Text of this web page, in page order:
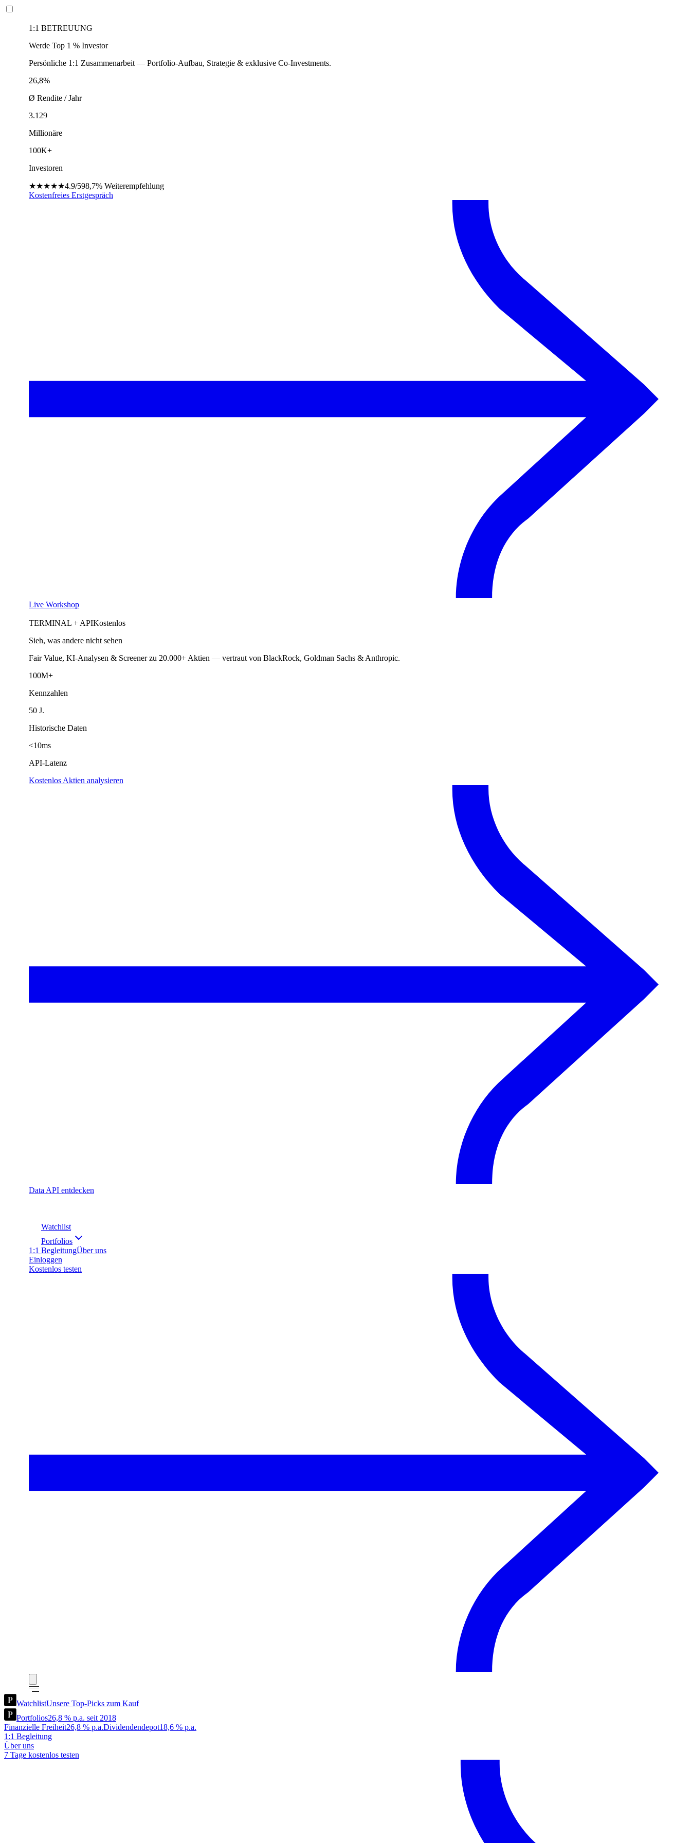
1:1 BETREUUNG
Werde Top 1 % Investor
Persönliche 1:1 Zusammenarbeit — Portfolio-Aufbau, Strategie & exklusive Co-Investments.
26,8%
Ø Rendite / Jahr
3.129
Millionäre
100K+
Investoren
★★★★★4.9/598,7% Weiterempfehlung
Kostenfreies Erstgespräch
Live Workshop
TERMINAL + APIKostenlos
Sieh, was andere nicht sehen
Fair Value, KI-Analysen & Screener zu 20.000+ Aktien — vertraut von BlackRock, Goldman Sachs & Anthropic.
100M+
Kennzahlen
50 J.
Historische Daten
<10ms
API-Latenz
Kostenlos Aktien analysieren
Data API entdecken
Watchlist
Portfolios
1:1 BegleitungÜber uns
Einloggen
Kostenlos testen
WatchlistUnsere Top-Picks zum Kauf
Portfolios26,8 % p.a. seit 2018
Finanzielle Freiheit26,8 % p.a.Dividendendepot18,6 % p.a.
1:1 Begleitung
Über uns
7 Tage kostenlos testen